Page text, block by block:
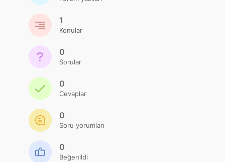
1
Konular
0
Sorular
0
Cevaplar
0
Soru yorumları
0
Beğenildi